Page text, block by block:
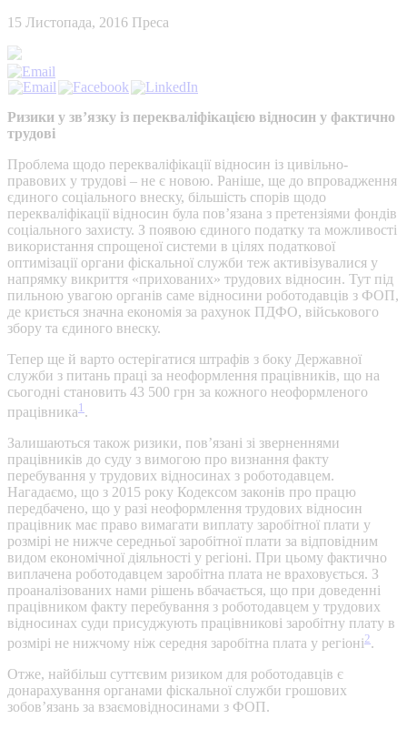
15 Листопада, 2016 Преса
Ризики у зв’язку із перекваліфікацією відносин у фактично
трудові
Проблема щодо перекваліфікації відносин із цивільно-
правових у трудові – не є новою. Раніше, ще до впровадження
єдиного соціального внеску, більшість спорів щодо
перекваліфікації відносин була пов’язана з претензіями фондів
соціального захисту. З появою єдиного податку та можливості
використання спрощеної системи в цілях податкової
оптимізації органи фіскальної служби теж активізувалися у
напрямку викриття «прихованих» трудових відносин. Тут під
пильною увагою органів саме відносини роботодавців з ФОП,
де криється значна економія за рахунок ПДФО, військового
збору та єдиного внеску.
Тепер ще й варто остерігатися штрафів з боку Державної
служби з питань праці за неоформлення працівників, що на
сьогодні становить 43 500 грн за кожного неоформленого
працівника1 .
Залишаються також ризики, пов’язані зі зверненнями
працівників до суду з вимогою про визнання факту
перебування у трудових відносинах з роботодавцем.
Нагадаємо, що з 2015 року Кодексом законів про працю
передбачено, що у разі неоформлення трудових відносин
працівник має право вимагати виплату заробітної плати у
розмірі не нижче середньої заробітної плати за відповідним
видом економічної діяльності у регіоні. При цьому фактично
виплачена роботодавцем заробітна плата не враховується. З
проаналізованих нами рішень вбачається, що при доведенні
працівником факту перебування з роботодавцем у трудових
відносинах суди присуджують працівникові заробітну плату в
розмірі не нижчому ніж середня заробітна плата у регіоні2.
Отже, найбільш суттєвим ризиком для роботодавців є
донарахування органами фіскальної служби грошових
зобов’язань за взаємовідносинами з ФОП.